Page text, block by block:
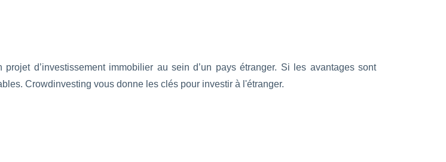
d’investissement immobilier au sein d’un pays étranger. Si les avantages sont
Crowdinvesting vous donne les clés pour investir à l'étranger.